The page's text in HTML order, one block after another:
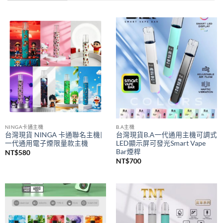
NINGA卡通主機
台灣現貨 NINGA 卡通聯名主機|
一代通用電子煙限量款主機
NT$580
B.A主機
台灣現貨B.A一代通用主機可調式
LED顯示屏可發光Smart Vape
Bar煙桿
NT$700